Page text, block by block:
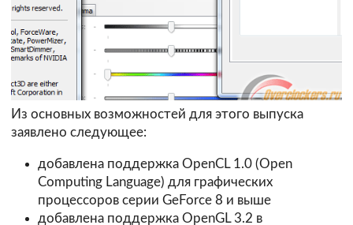
Из основных возможностей для этого выпуска
заявлено следующее:
добавлена поддержка OpenCL 1.0 (Open
Computing Language) для графических
процессоров серии GeForce 8 и выше
добавлена поддержка OpenGL 3.2 в